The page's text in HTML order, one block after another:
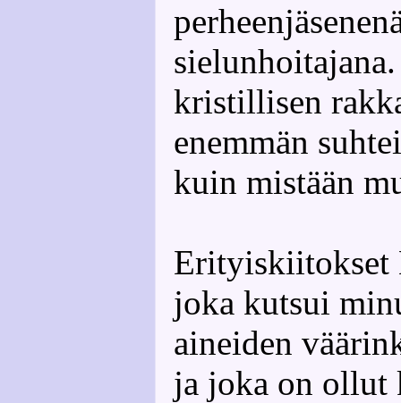
kristillisen
enemmän
kuin mistään
Erityiskiitokset
joka kutsui
aineiden
ja joka on ollut